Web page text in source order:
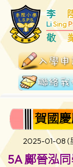
李
LiSing
敬
賀國
2025-01-08 (
5A 鄺晉泓